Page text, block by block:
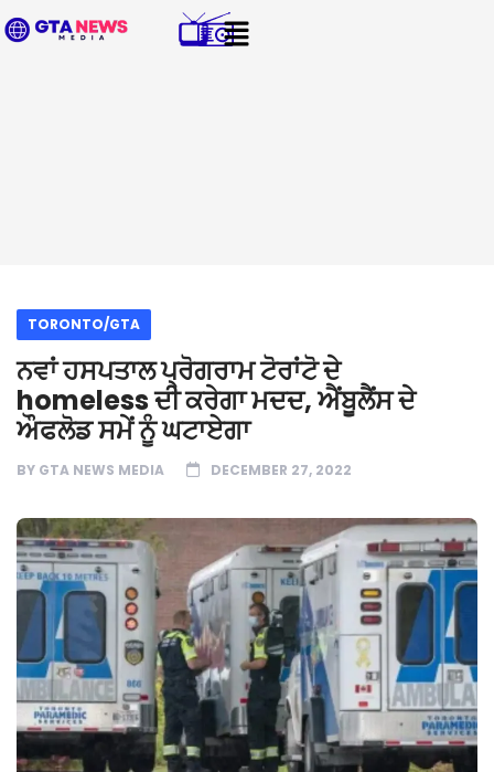
TORONTO/GTA
ਨਵਾਂ ਹਸਪਤਾਲ ਪ੍ਰੋਗਰਾਮ ਟੋਰਾਂਟੋ ਦੇ
homeless ਦੀ ਕਰੇਗਾ ਮਦਦ, ਐਂਬੂਲੈਂਸ ਦੇ
ਔਫਲੋਡ ਸਮੇਂ ਨੂੰ ਘਟਾਏਗਾ
BY GTA NEWS MEDIA DECEMBER 27, 2022